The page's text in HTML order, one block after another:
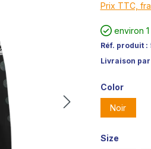
Prix TTC,
environ
Réf. produit :
Livraison
Color
Noir
Size